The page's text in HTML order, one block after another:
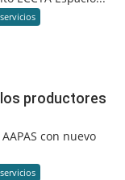
productores
con nuevo